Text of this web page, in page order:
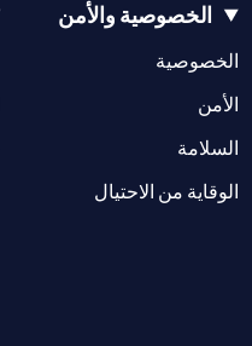
الخصوصية والأمن
الخصوصية
الأمن
السلامة
الوقاية من الاحتيال